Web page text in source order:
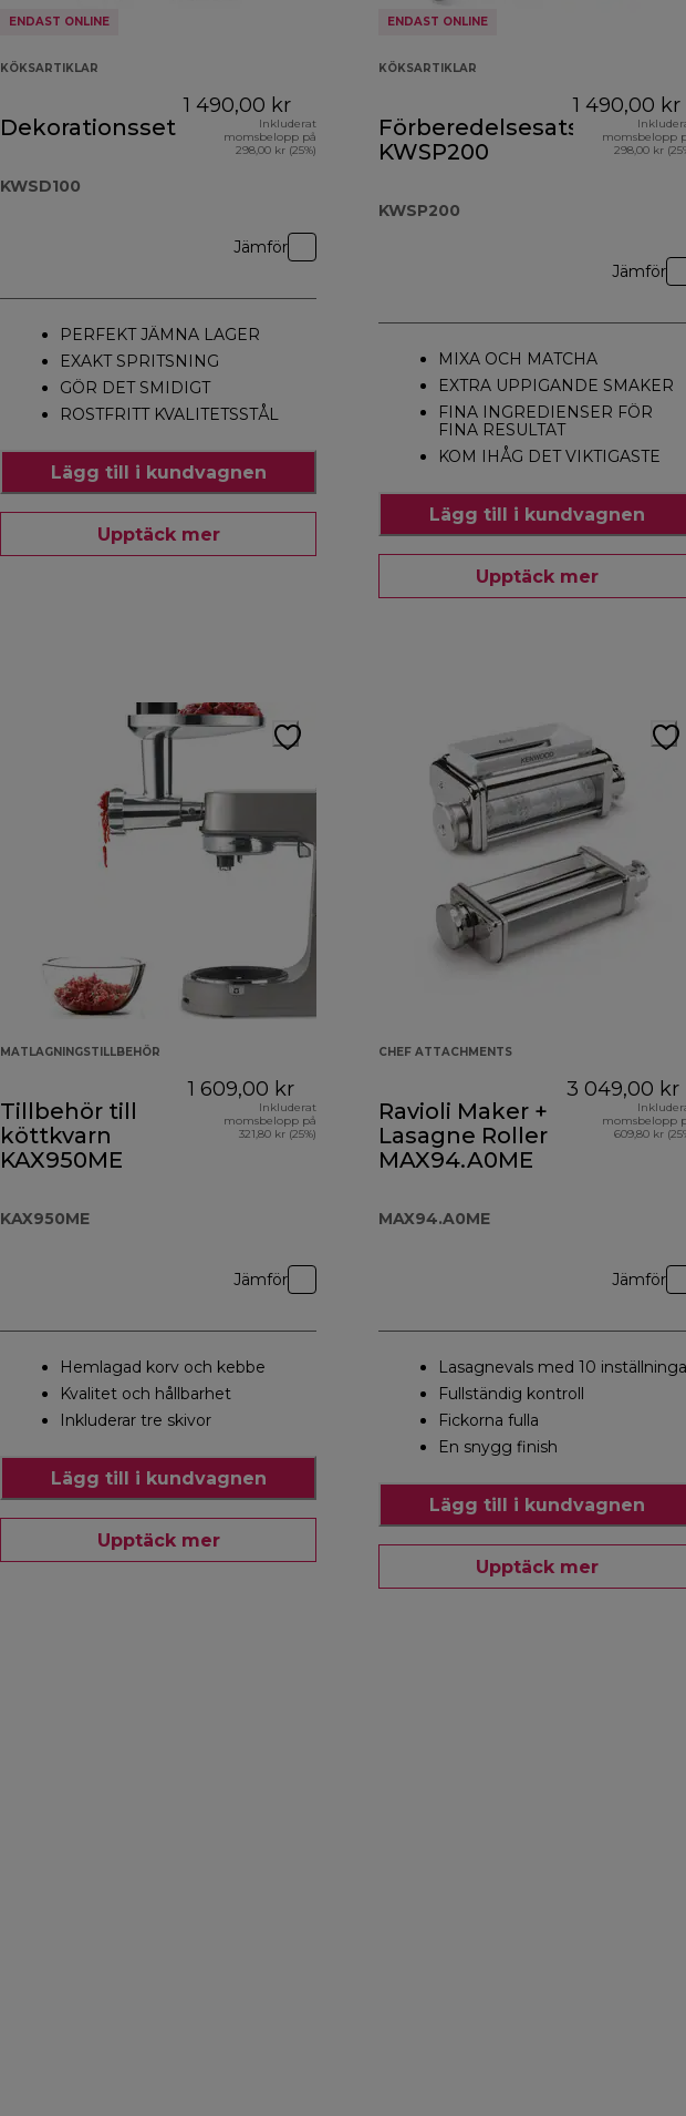
ENDAST ONLINE
KÖKSARTIKLAR
Dekorationsset
KWSD100
1 490,00 kr
Inkluderat
momsbelopp på
298,00 kr (25%)
Jämför
PERFEKT JÄMNA LAGER
EXAKT SPRITSNING
GÖR DET SMIDIGT
ROSTFRITT KVALITETSSTÅL
Lägg till i kundvagnen
Upptäck mer
ENDAST ONLINE
KÖKSARTIKLAR
Förberedelsesats
KWSP200
KWSP200
1 490,00 kr
momsbelopp
298,00 kr
Jämför
MIXA OCH MATCHA
EXTRA UPPIGANDE SMAKER
FINA INGREDIENSER FÖR
FINA RESULTAT
KOM IHÅG DET VIKTIGASTE
Lägg till i kundvagnen
Upptäck mer
MATLAGNINGSTILLBEHÖR
Tillbehör till
köttkvarn
KAX950ME
KAX950ME
1 609,00 kr
Inkluderat
momsbelopp på
321,80 kr (25%)
Jämför
Hemlagad korv och kebbe
Kvalitet och hållbarhet
Inkluderar tre skivor
Lägg till i kundvagnen
Upptäck mer
CHEF ATTACHMENTS
Ravioli Maker +
Lasagne Roller
MAX94.A0ME
MAX94.A0ME
3 049,00 kr
momsbelopp
609,80 kr
Jämför
Lasagnevals med 10
Fullständig kontroll
Fickorna fulla
En snygg finish
Lägg till i kundvagnen
Upptäck mer